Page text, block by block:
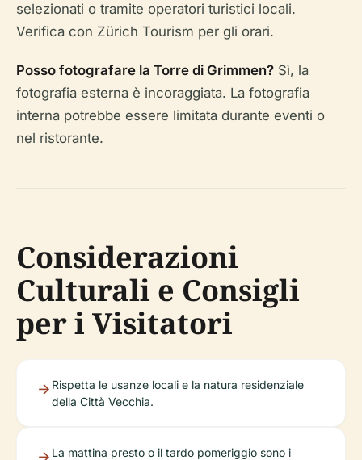
selezionati o tramite operatori turistici locali.
Verifica con Zürich Tourism per gli orari.
Posso fotografare la Torre di Grimmen? Sì, la
fotografia esterna è incoraggiata. La fotografia
interna potrebbe essere limitata durante eventi o
nel ristorante.
Considerazioni
Culturali e Consigli
per i Visitatori
Rispetta le usanze locali e la natura residenziale
della Città Vecchia.
La mattina presto o il tardo pomeriggio sono i